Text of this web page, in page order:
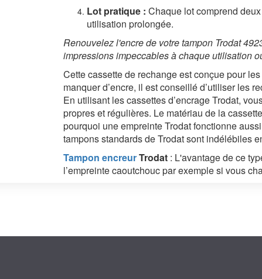
Lot pratique : Chaque lot comprend
utilisation prolongée.
Renouvelez l'encre de votre tampon Trodat
impressions impeccables à chaque utilisation
Cette cassette de rechange est conçue pour
manquer d’encre, il est conseillé d’utiliser les
En utilisant les cassettes d’encrage Trodat,
propres et régulières. Le matériau de la
pourquoi une empreinte Trodat fonctionne
tampons standards de Trodat sont indélébiles
Tampon encreurTrodat: L'avantage de ce
l’empreinte caoutchouc par exemple si vous